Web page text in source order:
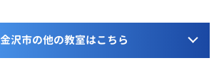
金沢市の他の教室はこちら